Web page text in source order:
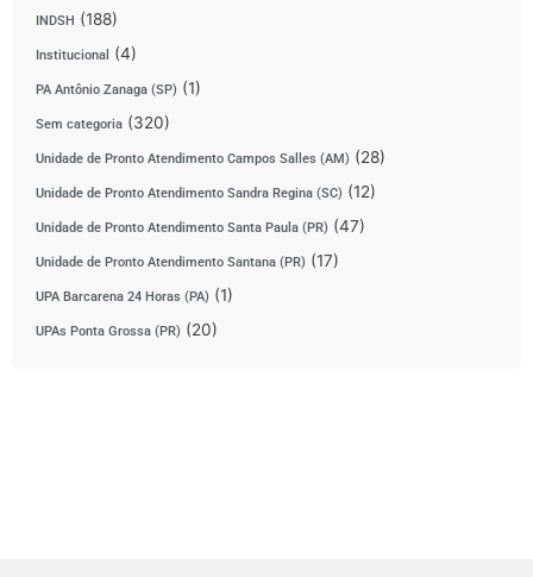
INDSH (188)
Institucional (4)
PA Antônio Zanaga (SP) (1)
Sem categoria (320)
Unidade de Pronto Atendimento Campos Salles (AM) (28)
Unidade de Pronto Atendimento Sandra Regina (SC) (12)
Unidade de Pronto Atendimento Santa Paula (PR) (47)
Unidade de Pronto Atendimento Santana (PR) (17)
UPA Barcarena 24 Horas (PA) (1)
UPAs Ponta Grossa (PR) (20)